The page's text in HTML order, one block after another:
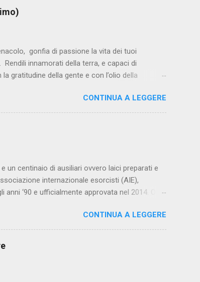
ccc_it.html Catechista 2.0 **½
Sito curato dal 2000 da Sergio Della Lena e
gonfia di passione la vita dei tuoi
innamorati della terra, e capaci di
gratitudine della gente e con l’olio della
farcela più. Dai loro occhi partano inviti a
mista a tenerezza. Dalle loro mani grondi il
i loro corpi. Rivestili di abiti nuziali. E cingili
CONTINUA A LEGGERE
un centinaio di ausiliari ovvero laici preparati e
internazionale esorcisti (AIE),
‘90 e ufficialmente approvata nel 2014. Ogni
rivolgersi in diocesi. Su internet ne ho
legati, a diverso titolo, ai gruppi carismatici. Fra
religioso dei Servi del Cuore Immacolato di
vescovo ausiliare gesuita, p. Daniele Libanori .
CONTINUA A LEGGERE